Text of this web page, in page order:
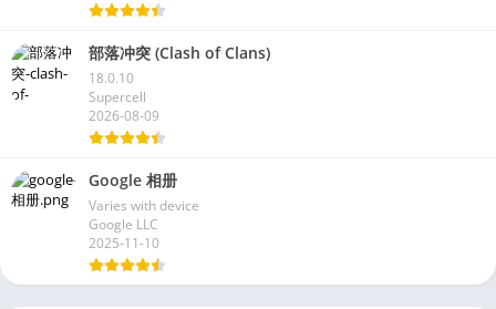
部落冲突 (Clash of Clans)
18.0.10
Supercell
2026-08-09
Google 相册
Varies with device
Google LLC
2025-11-10